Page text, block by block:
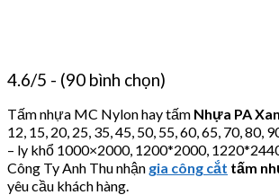
4.6/5 - (90 bình chọn)
Tấm nhựa MC Nylon hay tấm Nhựa PA
12, 15, 20, 25, 35, 45, 50, 55, 60, 65, 70, 80,
– ly khổ 1000×2000, 1200*2000,
Công Ty Anh Thu nhận gia công cắt tấm
yêu cầu khách hàng.